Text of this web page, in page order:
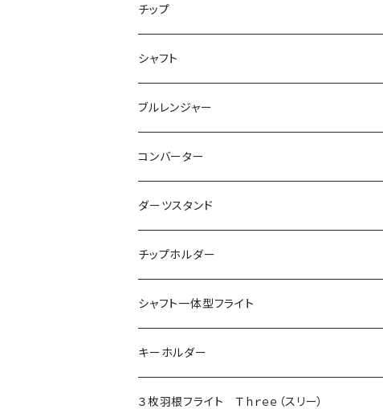
飛び出し防止リングなし
飛び出し防止リング付き
ノーマル
マーブル
シームレス用
チップ
２ＢＡ用チップ
シャークチップ
シャークチップコンバージョン
４ＢＡ用チップ
ドルフィンチップ
ドルフィンチップコンバージョン
シャフト
ノーマル
アクタゴンシャフト
ツインシャフト
ブルレンジャー
光るブルレンジャー
プリントバージョン
当ショップ限定発売
コンバーター
ダーツスタンド
チップホルダー
シャフト一体型フライト
キーホルダー
３枚羽根フライト Ｔｈｒｅｅ（スリー）